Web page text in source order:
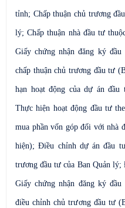
tỉnh; Chấp thuận chủ trương
lý; Chấp thuận nhà đầu tư
Giấy chứng nhận đăng ký
chấp thuận chủ trương đầu tư
hạn hoạt động của dự án
Thực hiện hoạt động đầu tư
mua phần vốn góp đối với nhà
hiện); Điều chỉnh dự án đầu
trương đầu tư của Ban Quản
Giấy chứng nhận đăng ký
điều chỉnh chủ trương đầu tư